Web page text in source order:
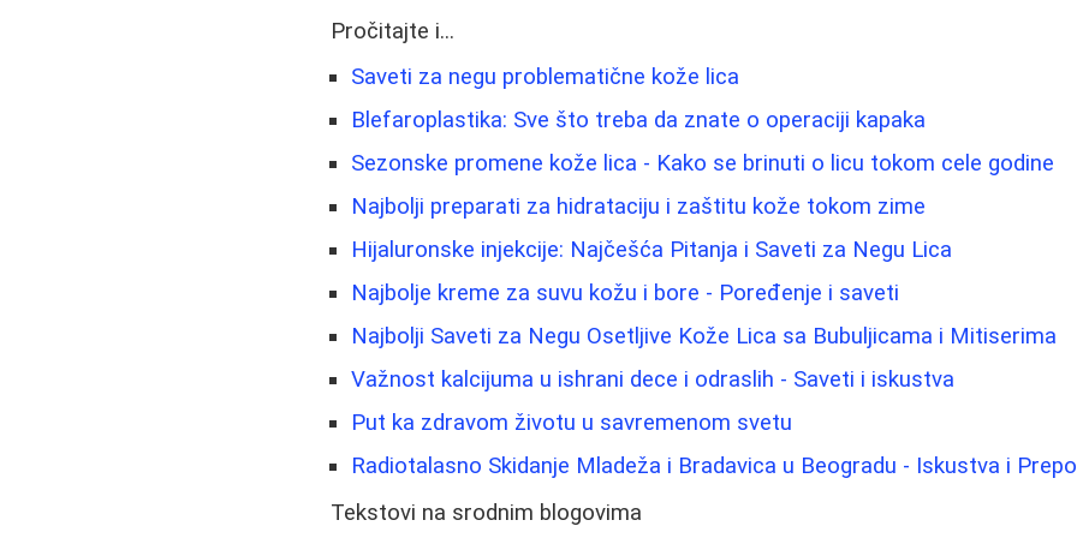
Pročitajte i...
Saveti za negu problematične kože lica
Blefaroplastika: Sve što treba da znate o operaciji kapaka
Sezonske promene kože lica - Kako se brinuti o licu tokom cele godine
Najbolji preparati za hidrataciju i zaštitu kože tokom zime
Hijaluronske injekcije: Najčešća Pitanja i Saveti za Negu Lica
Najbolje kreme za suvu kožu i bore - Poređenje i saveti
Najbolji Saveti za Negu Osetljive Kože Lica sa Bubuljicama i Mitiserima
Važnost kalcijuma u ishrani dece i odraslih - Saveti i iskustva
Put ka zdravom životu u savremenom svetu
Radiotalasno Skidanje Mladeža i Bradavica u Beogradu - Iskustva i
Tekstovi na srodnim blogovima